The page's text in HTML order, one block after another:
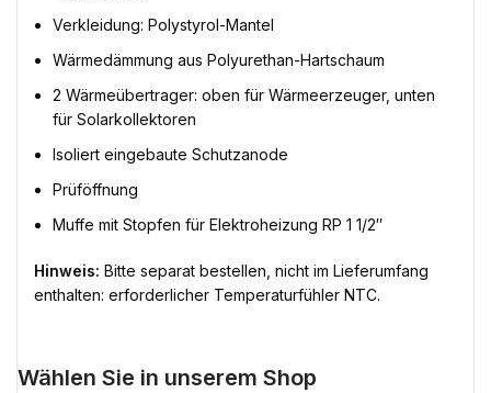
Verkleidung: Polystyrol-Mantel
Wärmedämmung aus Polyurethan-Hartschaum
2 Wärmeübertrager: oben für Wärmeerzeuger, unten
für Solarkollektoren
Isoliert eingebaute Schutzanode
Prüföffnung
Muffe mit Stopfen für Elektroheizung RP 1 1/2″
Hinweis: Bitte separat bestellen, nicht im Lieferumfang
enthalten: erforderlicher Temperaturfühler NTC.
Wählen Sie in unserem Shop